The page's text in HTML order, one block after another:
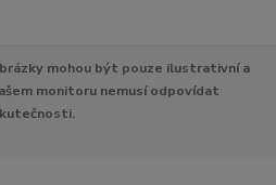
mohou být pouze ilustrativní a
monitoru nemusí odpovídat